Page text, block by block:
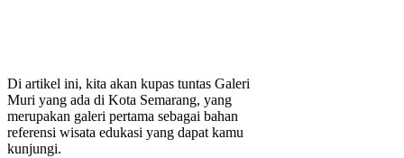
Di artikel ini, kita akan kupas tuntas Galeri
Muri yang ada di Kota Semarang, yang
merupakan galeri pertama sebagai bahan
referensi wisata edukasi yang dapat kamu
kunjungi.